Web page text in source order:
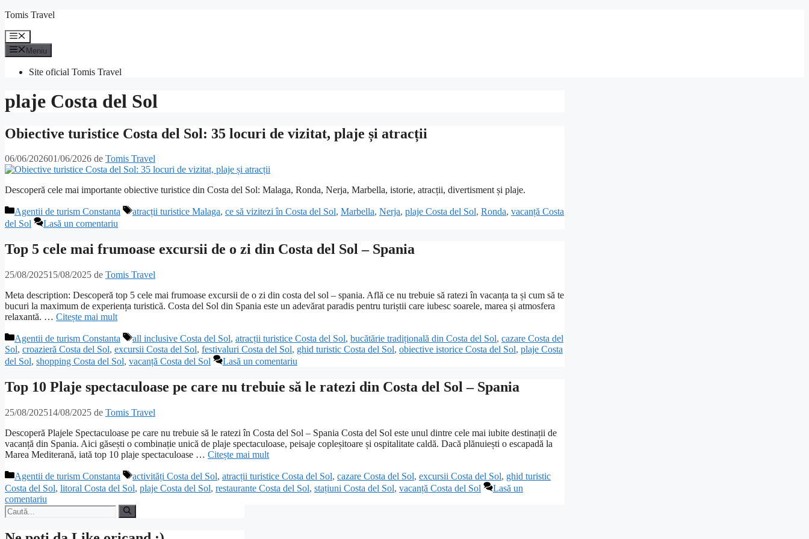
Sari
conținut
Tomis Travel
Meniu
Meniu
Site oficial Tomis Travel
plaje Costa del Sol
Obiective turistice Costa del Sol: 35 locuri de vizitat, plaje și atracții
06/06/202601/06/2026 de Tomis Travel
Descoperă cele mai importante obiective turistice din Costa del Sol: Malaga, Ronda, Nerja, Marbella, istorie, atracții, divertisment și plaje.
Categorii
Agentii de turism Constanta Etichete
atracții turistice Malaga, ce să vizitezi în Costa del Sol, Marbella, Nerja, plaje Costa del Sol, Ronda, vacanță Costa
del Sol
Lasă un comentariu
Top 5 cele mai frumoase excursii de o zi din Costa del Sol – Spania
25/08/202515/08/2025 de Tomis Travel
Meta description: Descoperă top 5 cele mai frumoase excursii de o zi din costa del sol – spania. Află ce nu trebuie să ratezi în vacanța ta și cum să te
bucuri la maximum de experiența turistică. Costa del Sol din Spania este un adevărat paradis pentru turiștii care iubesc soarele, marea și atmosfera
relaxantă. … Citește mai mult
Categorii
Agentii de turism Constanta Etichete
all inclusive Costa del Sol, atracții turistice Costa del Sol, bucătărie tradițională din Costa del Sol, cazare Costa del
Sol, croazieră Costa del Sol, excursii Costa del Sol, festivaluri Costa del Sol, ghid turistic Costa del Sol, obiective istorice Costa del Sol, plaje Costa
del Sol, shopping Costa del Sol, vacanță Costa del Sol Lasă un comentariu
Top 10 Plaje spectaculoase pe care nu trebuie să le ratezi din Costa del Sol – Spania
25/08/202514/08/2025 de Tomis Travel
Descoperă Plajele Spectaculoase pe care nu trebuie să le ratezi în Costa del Sol – Spania Costa del Sol este unul dintre cele mai iubite destinații de
vacanță din Spania. Aici găsești o combinație unică de plaje spectaculoase, peisaje copleșitoare și ospitalitate caldă. Dacă plănuiești o escapadă la
Marea Mediterană, iată top 10 plaje spectaculoase … Citește mai mult
Categorii
Agentii de turism Constanta Etichete
activități Costa del Sol, atracții turistice Costa del Sol, cazare Costa del Sol, excursii Costa del Sol, ghid turistic
Costa del Sol, litoral Costa del Sol, plaje Costa del Sol, restaurante Costa del Sol, stațiuni Costa del Sol, vacanță Costa del Sol
Lasă un
comentariu
Caută
după: